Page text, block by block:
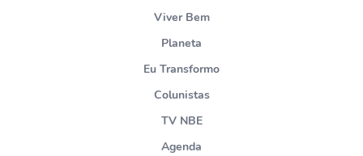
Viver Bem
Planeta
Eu Transformo
Colunistas
TV NBE
Agenda